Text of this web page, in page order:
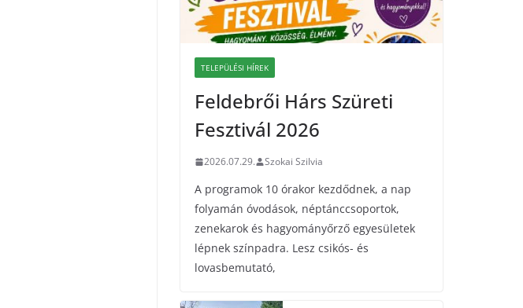
TELEPÜLÉSI HÍREK
Feldebrői Hárs Szüreti
Fesztivál 2026
2026.07.29. Szokai Szilvia
A programok 10 órakor kezdődnek, a nap
folyamán óvodások, néptánccsoportok,
zenekarok és hagyományőrző egyesületek
lépnek színpadra. Lesz csikós- és
lovasbemutató,